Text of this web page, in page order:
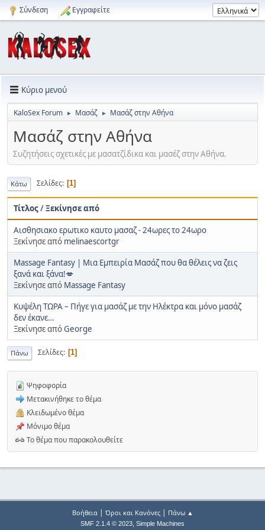
Σύνδεση Εγγραφείτε
Κύριο μενού
KaloSex Forum ► Μασάζ ► Μασάζ στην Αθήνα
Μασάζ στην Αθήνα
Συζητήσεις σχετικές με μασατζίδικα και μασέζ στην Αθήνα.
Κάτω Σελίδες 1
Τίτλος/Ξεκίνησε από
Αισθησιακο ερωτικο καυτο μασαζ - 24ωρες το 24ωρο
Ξεκίνησε από melinaescortgr
Massage Fantasy | Μια Εμπειρία Μασάζ που θα θέλεις να ζεις
ξανά και ξάνα!💋
Ξεκίνησε από Massage Fantasy
Κυψέλη ΤΩΡΑ – Πήγε για μασάζ με την Ηλέκτρα και μόνο μασάζ
δεν έκανε…
Ξεκίνησε απόGeorge
Πάνω Σελίδες 1
Ψηφοφορία
Μετακινήθηκε το θέμα
Κλειδωμένο θέμα
Μόνιμο θέμα
Το θέμα που παρακολουθείτε
Βοήθεια| Όροι και Κανόνες| Πάνω ▲
SMF 2.1.4 © 2023, Simple Machines